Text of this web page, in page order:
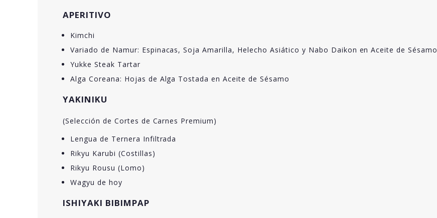
APERITIVO
Kimchi
Variado de Namur: Espinacas, Soja Amarilla, Helecho Asiático y Nabo Daikon en Aceite de Sésamo
Yukke Steak Tartar
Alga Coreana: Hojas de Alga Tostada en Aceite de Sésamo
YAKINIKU
(Selección de Cortes de Carnes Premium)
Lengua de Ternera Infiltrada
Rikyu Karubi (Costillas)
Rikyu Rousu (Lomo)
Wagyu de hoy
ISHIYAKI BIBIMPAP